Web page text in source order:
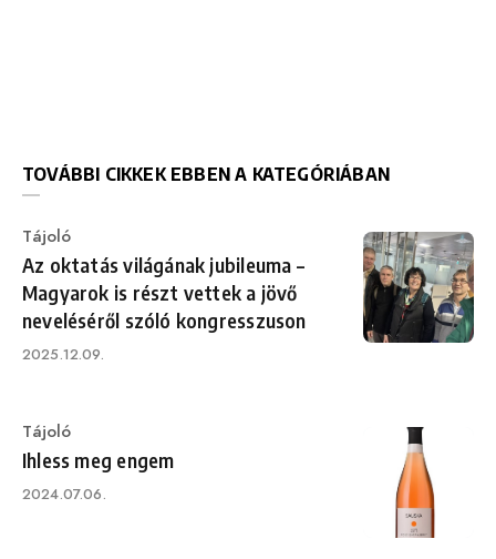
TOVÁBBI CIKKEK EBBEN A KATEGÓRIÁBAN
Category
Tájoló
Az oktatás világának jubileuma –
Magyarok is részt vettek a jövő
neveléséről szóló kongresszuson
Published
2025.12.09.
Category
Tájoló
Ihless meg engem
Published
2024.07.06.